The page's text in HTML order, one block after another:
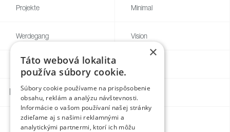
Projekte
Werdegang
Blog
Minimal
Vision
Kontakte
Facebook
×
Táto webová lokalita
používa súbory cookie.
Súbory cookie používame na prispôsobenie
obsahu, reklám a analýzu návštevnosti.
Informácie o vašom používaní našej stránky
zdieľame aj s našimi reklamnými a
analytickými partnermi, ktorí ich môžu